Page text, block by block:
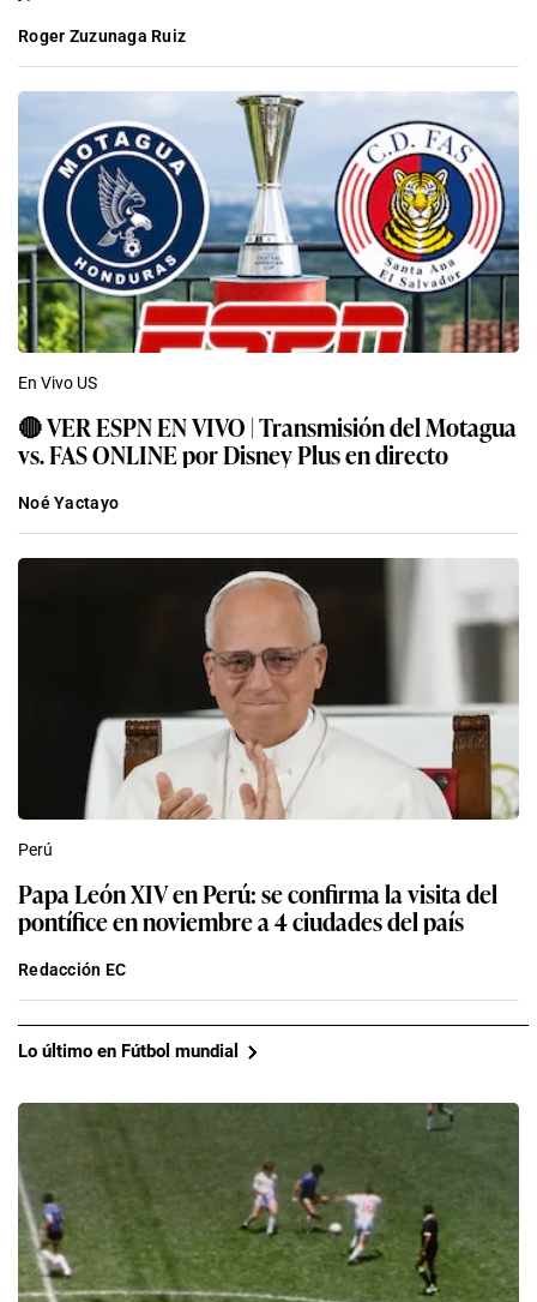
Roger Zuzunaga Ruiz
En Vivo US
🔴 VER ESPN EN VIVO | Transmisión del Motagua
vs. FAS ONLINE por Disney Plus en directo
Noé Yactayo
Perú
Papa León XIV en Perú: se confirma la visita del
pontífice en noviembre a 4 ciudades del país
Redacción EC
Lo último en Fútbol mundial